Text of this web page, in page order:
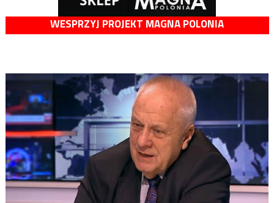
WESPRZYJ PROJEKT MAGNA POLONIA